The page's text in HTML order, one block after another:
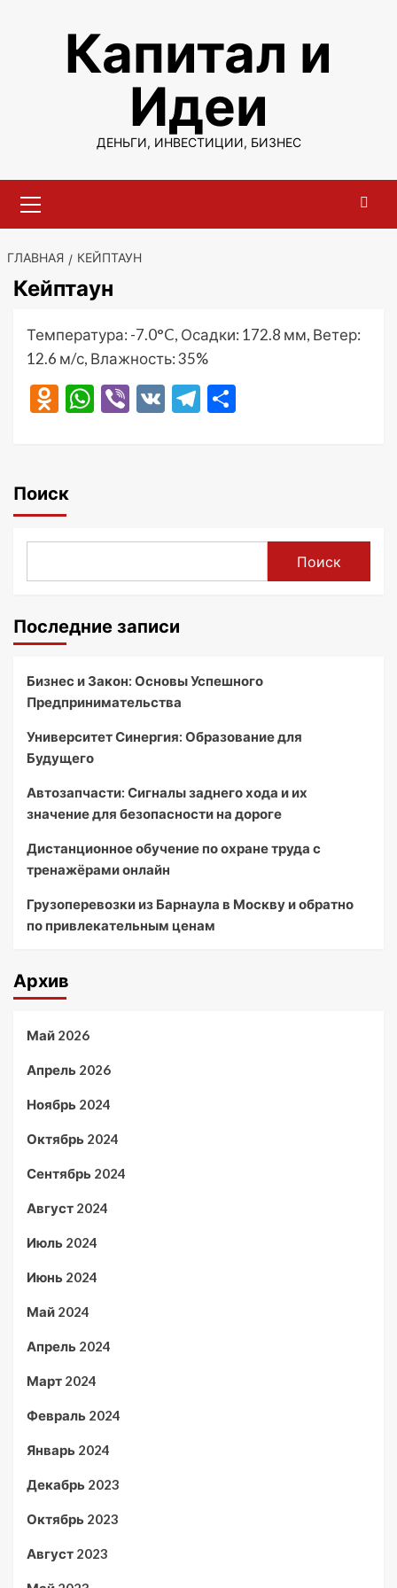
содержимомуКапитал и
Идеи
ДЕНЬГИ, ИНВЕСТИЦИИ, БИЗНЕС
меню
ГЛАВНАЯ КЕЙПТАУН
Кейптаун
Температура: -7.0°C, Осадки: 172.8 мм, Ветер:
12.6 м/с, Влажность: 35%
Odnoklassniki
WhatsApp
Viber
VK Telegram
Поиск
Поиск
Последние записи
Бизнес и Закон: Основы Успешного
Предпринимательства
Университет Синергия: Образование для
Будущего
Автозапчасти: Сигналы заднего хода и их
значение для безопасности на дороге
Дистанционное обучение по охране труда с
тренажёрами онлайн
Грузоперевозки из Барнаула в Москву и обратно
по привлекательным ценам
Архив
Май 2026
Апрель 2026
Ноябрь 2024
Октябрь 2024
Сентябрь 2024
Август 2024
Июль 2024
Июнь 2024
Май 2024
Апрель 2024
Март 2024
Февраль 2024
Январь 2024
Декабрь 2023
Октябрь 2023
Август 2023